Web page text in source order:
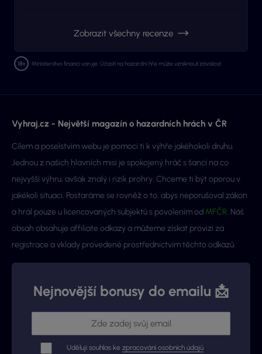
Zobrazit všechny recenze
Ministerstvo financí varuje: Účastí na hazardní hře může vzniknout závislost.
Vyhraj.cz - Největší magazín o hazardních hrách v ČR
Cílem a poselstvím webu je pomoci ti k výhře jakéhokoli druhu.
Jednou z našich hlavních misí je spokojený hráč s šancí na co
nejvyšší výhru, avšak znalý i rizik prohry. Chceme ti být oporou v
jakékoli situaci. Postaráme se rovněž o to, abys neporušoval zákon
a hrál pouze u licencovaných subjektů s povolením od MFČR. Náš
obsah obsahuje affiliate odkazy a můžeme získat provizi za
registrace a vklady provedené prostřednictvím těchto odkazů.
Nejnovější bonusy do emailu 📩
Uděluji souhlas ke zpracování osobních údajů